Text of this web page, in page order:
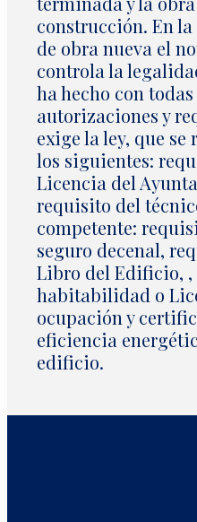
construcción. En
de obra nueva el
controla la
ha hecho con
autorizaciones y
exige la ley, que se
los siguientes:
Licencia del
requisito del
competente:
seguro decenal,
Libro del Edificio, ,
habitabilidad o
ocupación y
eficiencia
edificio.